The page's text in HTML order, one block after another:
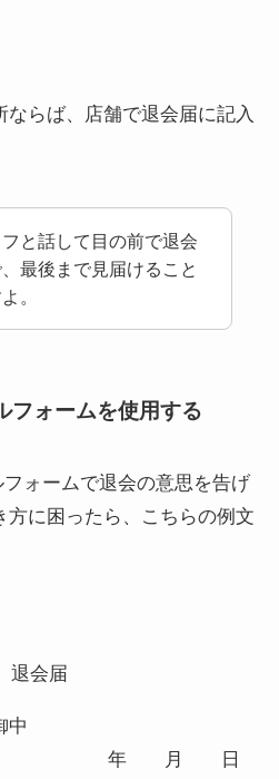
らば、店舗で退会届に記入
と話して目の前で退会
最後まで見届けること
。
フォームを使用する
ォームで退会の意思を告げ
方に困ったら、こちらの例文
退会届
中
年 月 日